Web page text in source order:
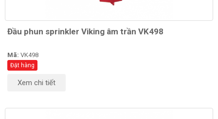
Đầu phun sprinkler Viking âm trần VK498
Mã: VK498
Đặt hàng
Xem chi tiết